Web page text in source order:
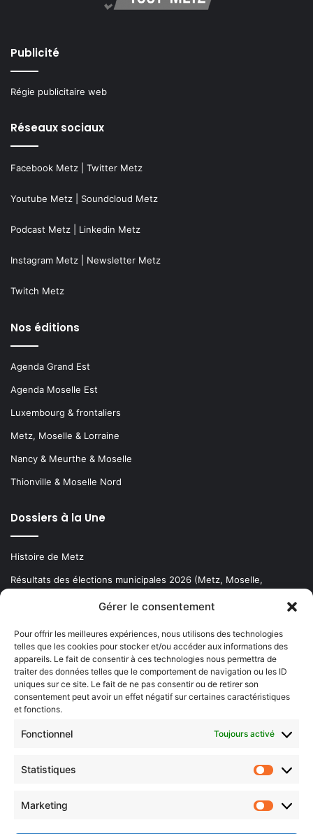
Gérer le consentement
Pour offrir les meilleures expériences, nous utilisons des technologies
telles que les cookies pour stocker et/ou accéder aux informations des
appareils. Le fait de consentir à ces technologies nous permettra de
traiter des données telles que le comportement de navigation ou les ID
uniques sur ce site. Le fait de ne pas consentir ou de retirer son
consentement peut avoir un effet négatif sur certaines caractéristiques
et fonctions.
Fonctionnel Toujours activé
Statistiques
Marketing
Publicité
Régie publicitaire web
Réseaux sociaux
Facebook Metz Twitter Metz
Youtube Metz Soundcloud Metz
Podcast Metz Linkedin Metz
Instagram Metz Newsletter Metz
Twitch Metz
Nos éditions
Agenda Grand Est
Agenda Moselle Est
Luxembourg & frontaliers
Metz, Moselle & Lorraine
Nancy & Meurthe & Moselle
Thionville & Moselle Nord
Dossiers à la Une
Histoire de Metz
Résultats des élections municipales 2026 (Metz, Moselle,
Newsletter gratuite
Choisissez : matin, soir ou hebdo ?
votre